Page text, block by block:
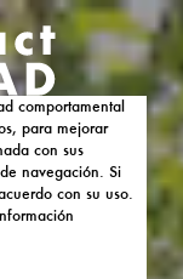
comportamental
para mejorar
con sus
navegación. Si
con su uso.